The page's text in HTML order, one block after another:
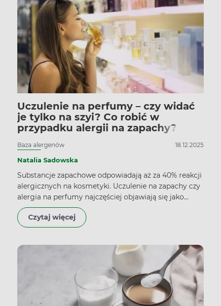
Uczulenie na perfumy – czy widać
je tylko na szyi? Co robić w
przypadku alergii na zapachy?
Baza alergenów 18.12.2025
Natalia Sadowska
Substancje zapachowe odpowiadają aż za 40% reakcji
alergicznych na kosmetyki. Uczulenie na zapachy czy
alergia na perfumy najczęściej objawiają się jako
zaczerwienienie, krostki, grudki, pieczenie i swędzenie
skóry, która miała kontakt z alergenem.
Czytaj więcej